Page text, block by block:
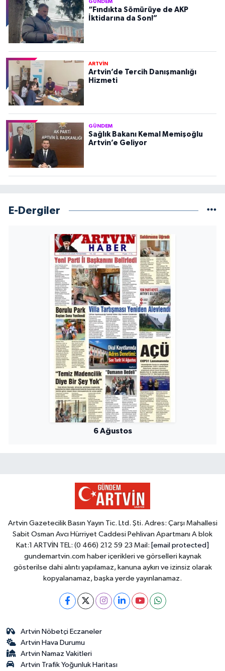
GÜNDEM
“Fındıkta Sömürüye de AKP
İktidarına da Son!”
ARTVİN
Artvin’de Tercih Danışmanlığı
Hizmeti
GÜNDEM
Sağlık Bakanı Kemal Memişoğlu
Artvin’e Geliyor
E-Dergiler
6 Ağustos
Artvin Gazetecilik Basın Yayın Tic. Ltd. Şti. Adres: Çarşı Mahallesi
Sabit Osman Avcı Hürriyet Caddesi Pehlivan Apartmanı A blok
Kat:1 ARTVİN TEL: (0 466) 212 59 23 Mail: [email protected]
gundemartvin.com haber içerikleri ve görselleri kaynak
gösterilse dahi alıntı yapılamaz, kanuna aykırı ve izinsiz olarak
kopyalanamaz, başka yerde yayınlanamaz.
Artvin Nöbetçi Eczaneler
Artvin Hava Durumu
Artvin Namaz Vakitleri
Artvin Trafik Yoğunluk Haritası